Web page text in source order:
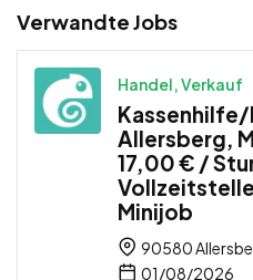
Verwandte Jobs
Handel, Verkauf
Allersberg,
17,00 € /
Minijob
90580
01/08/2026